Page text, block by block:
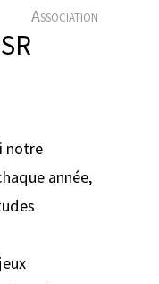
Association
notre
année,